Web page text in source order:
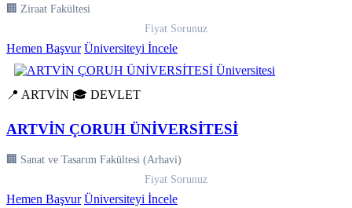
🏢 Ziraat Fakültesi
Fiyat Sorunuz
Hemen Başvur Üniversiteyi İncele
📍 ARTVİN 🎓 DEVLET
ARTVİN ÇORUH ÜNİVERSİTESİ
🏢 Sanat ve Tasarım Fakültesi (Arhavi)
Fiyat Sorunuz
Hemen Başvur Üniversiteyi İncele